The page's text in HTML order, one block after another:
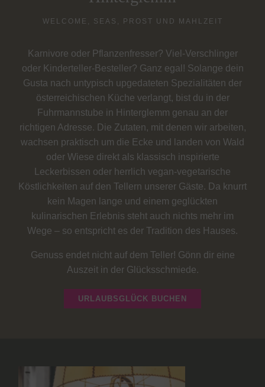
WELCOME, SEAS, PROST UND MAHLZEIT
Karnivore oder Pflanzenfresser? Viel-Verschlinger
oder Kinderteller-Besteller? Ganz egal! Solange dein
Gusta nach untypisch upgedateten Spezialitäten der
österreichischen Küche verlangt, bist du in der
Fuhrmannstube in Hinterglemm genau an der
richtigen Adresse. Die Zutaten, mit denen wir arbeiten,
wachsen praktisch um die Ecke und landen von Wald
oder Wiese direkt als klassisch inspirierte
Leckerbissen oder herrlich vegan-vegetarische
Köstlichkeiten auf den Tellern unserer Gäste. Da knurrt
kein Magen lange und einem geglückten
kulinarischen Erlebnis steht auch nichts mehr im
Wege – so entspricht es der Tradition des Hauses.
Genuss endet nicht auf dem Teller! Gönn dir eine
Auszeit in der Glücksschmiede.
URLAUBSGLÜCK BUCHEN